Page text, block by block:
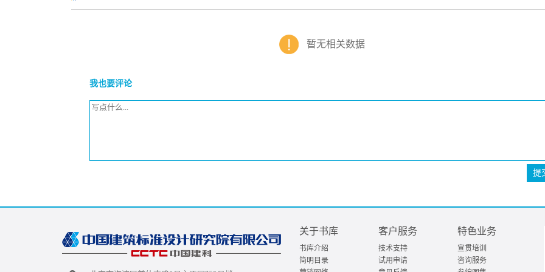
暂无相关数据
我也要评论
提
关于书库
书库介绍
简明目录
客户服务
技术支持
试用申请
特色业务
宣贯培训
咨询服务